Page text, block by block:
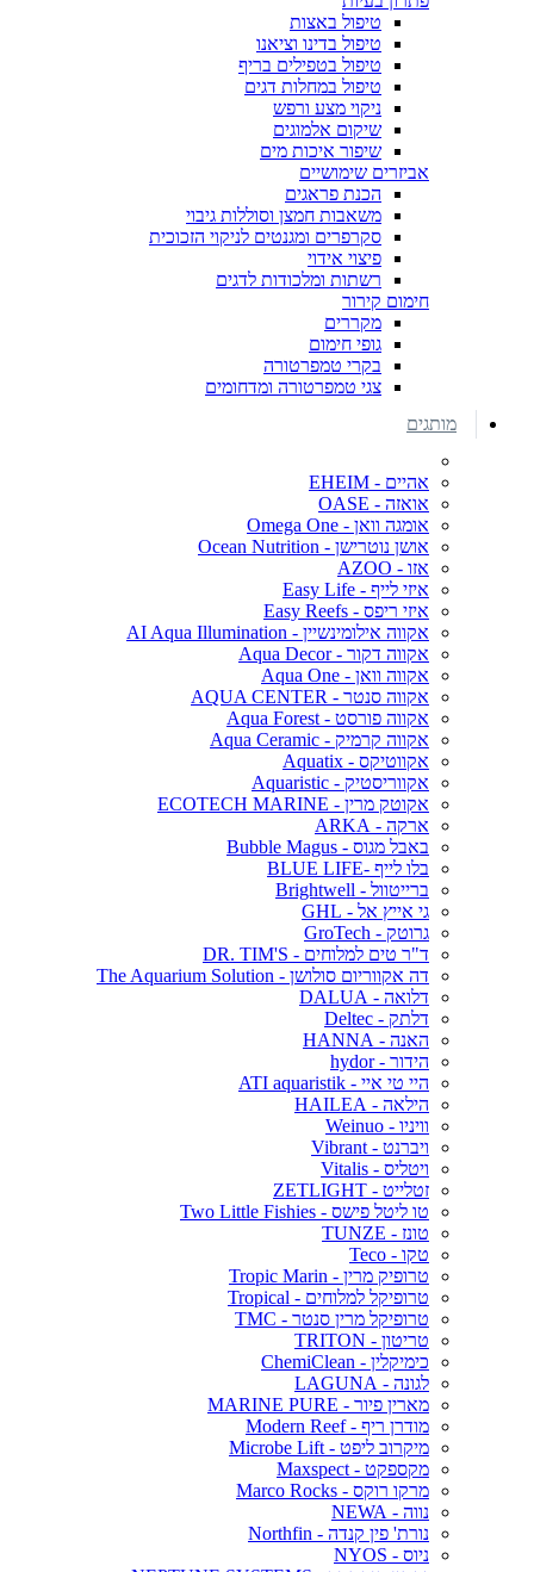
טיפול באצות
טיפול בדינו וציאנו
טיפול בטפילים בריף
טיפול במחלות דגים
ניקוי מצע ורפש
שיקום אלמוגים
שיפור איכות מים
אביזרים שימושיים
הכנת פראגים
משאבות חמצן וסוללות גיבוי
סקרפרים ומגנטים לניקוי הזכוכית
פיצוי אידוי
רשתות ומלכודות לדגים
חימום קירור
מקררים
גופי חימום
בקרי טמפרטורה
צגי טמפרטורה ומדחומים
מותגים
אהיים - EHEIM
אואזה - OASE
אומגה וואן - Omega One
אושן נוטרישן - Ocean Nutrition
אזו - AZOO
איזי לייף - Easy Life
איזי ריפס - Easy Reefs
אקווה אילומינשיין - AI Aqua Illumination
אקווה דקור - Aqua Decor
אקווה וואן - Aqua One
אקווה סנטר - AQUA CENTER
אקווה פורסט - Aqua Forest
אקווה קרמיק - Aqua Ceramic
אקווטיקס - Aquatix
אקווריסטיק - Aquaristic
אקוטק מרין - ECOTECH MARINE
ארקה - ARKA
באבל מגוס - Bubble Magus
בלו לייף -BLUE LIFE
ברייטוול - Brightwell
גי אייץ אל - GHL
גרוטק - GroTech
ד"ר טים למלוחים - DR. TIM'S
דה אקווריום סולושן - The Aquarium Solution
דלואה - DALUA
דלתק - Deltec
האנה - HANNA
הידור - hydor
היי טי איי - ATI aquaristik
הילאה - HAILEA
וויניו - Weinuo
ויברנט - Vibrant
ויטליס - Vitalis
זטלייט - ZETLIGHT
טו ליטל פישס - Two Little Fishies
טונז - TUNZE
טקו - Teco
טרופיק מרין - Tropic Marin
טרופיקל למלוחים - Tropical
טרופיקל מרין סנטר - TMC
טריטון - TRITON
כימיקלין - ChemiClean
לגונה - LAGUNA
מארין פיור - MARINE PURE
מודרן ריף - Modern Reef
מיקרוב ליפט - Microbe Lift
מקספקט - Maxspect
מרקו רוקס - Marco Rocks
נווה - NEWA
נורת' פין קנדה - Northfin
ניוס - NYOS